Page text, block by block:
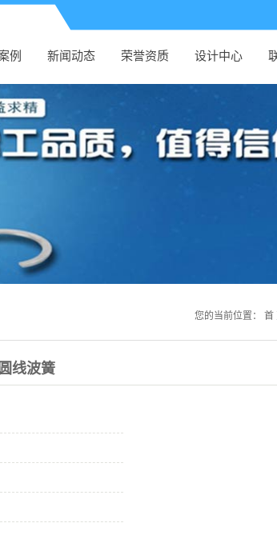
例
案例
资质
中心
新闻动态
公司新闻
技术知识
荣誉资质 设计中心
您的当前位置： 首
圆线波簧